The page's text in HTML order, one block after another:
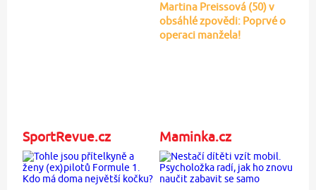
Martina Preissová (50) v
obsáhlé zpovědi: Poprvé o
operaci manžela!
SportRevue.cz Maminka.cz